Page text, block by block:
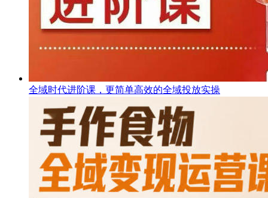
全域时代进阶课，更简单高效的全域投放实操